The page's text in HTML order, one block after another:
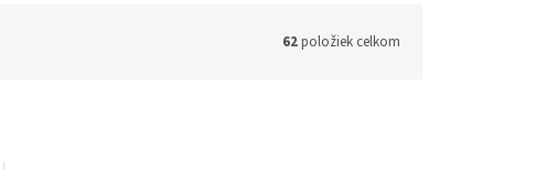
62položiek celkom